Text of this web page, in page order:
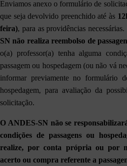
Enviamos anexo o formulário de
que seja devolvido preenchido até às
feira), para as providências necessárias.
SN não realiza reembolso de
o(a) professor(a) tenha alguma
passagem ou hospedagem (ou não vá
informar previamente no formulário
hospedagem, para avaliação da
solicitação.
O ANDES-SN não se
condições de passagens ou
realize, por conta própria ou por
acerto ou compra referente a